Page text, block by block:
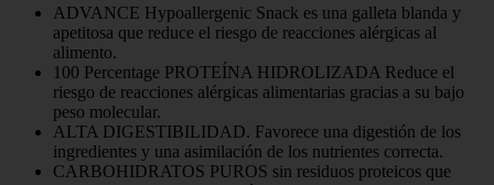
ADVANCE Hypoallergenic Snack es una galleta blanda y
apetitosa que reduce el riesgo de reacciones alérgicas al
alimento.
100 Percentage PROTEÍNA HIDROLIZADA Reduce el
riesgo de reacciones alérgicas alimentarias gracias a su bajo
peso molecular.
ALTA DIGESTIBILIDAD. Favorece una digestión de los
ingredientes y una asimilación de los nutrientes correcta.
CARBOHIDRATOS PUROS sin residuos proteicos que